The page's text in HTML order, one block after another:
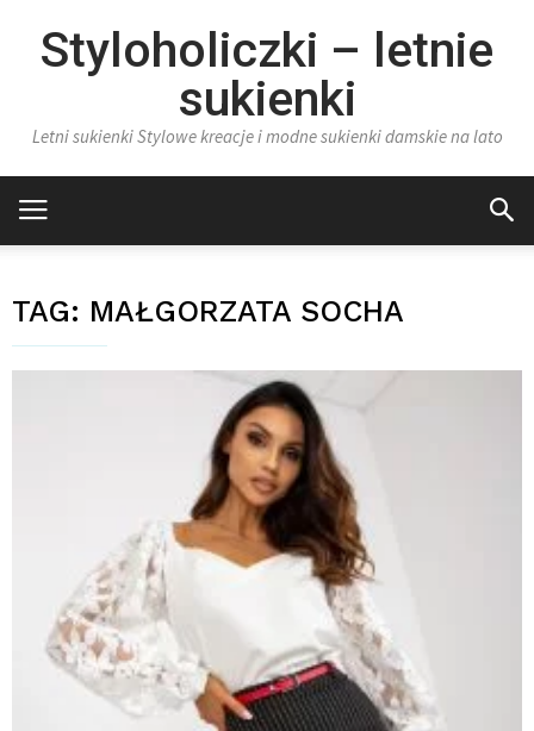
Styloholiczki – letnie
sukienki
Letni sukienki Stylowe kreacje i modne sukienki damskie na lato
TAG: MAŁGORZATA SOCHA